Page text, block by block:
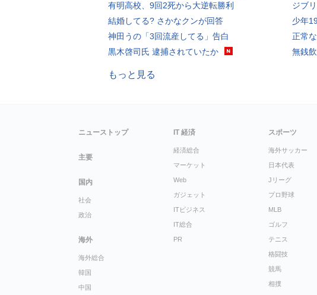
有明高校、9回2死から大逆転勝利
結婚してる? さかなクンが回答
神田うの「3回流産してる」告白
黒木啓司氏 逮捕されていたか
ジブ
少年
正常
無銭
もっと見る
ニューストップ
主要
国内
社会
政治
海外
海外総合
韓国
中国
IT 経済
経済総合
マーケット
Web
ガジェット
ITビジネス
IT総合
PR
スポーツ
海外サッカー
日本代表
Jリーグ
プロ野球
MLB
ゴルフ
テニス
格闘技
競馬
相撲